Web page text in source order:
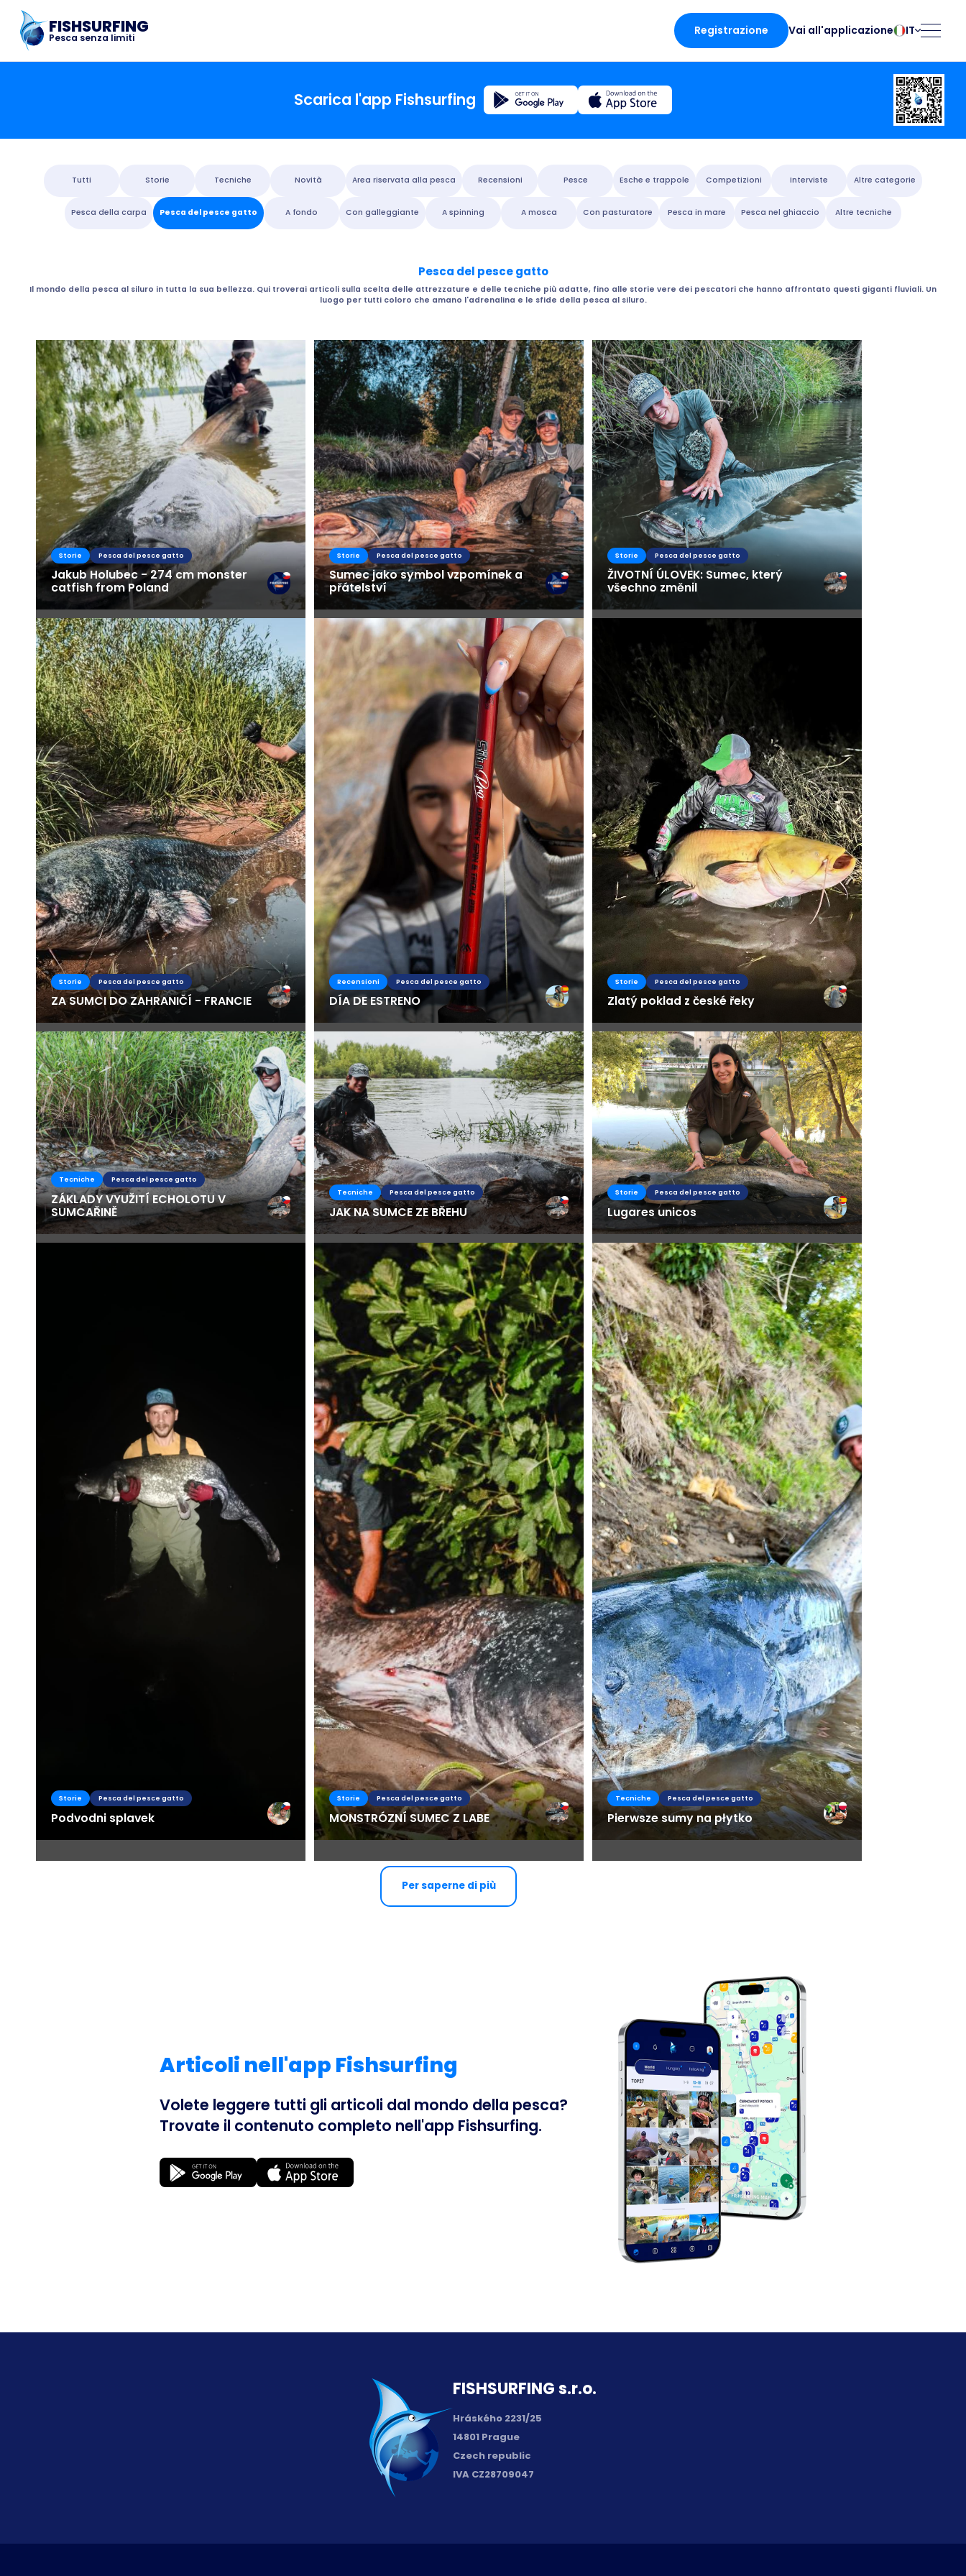
FISHSURFING
Pesca senza limiti
Registrazione Vai all'applicazione IT
Deutsch
Español
Italiano
Norsk
Polski
Português
Românesc
Slovenčina
Svenska
La casa
Blog
sull'applicazione
Fishsurfing
Business
Scarica l'app Fishsurfing
Tutti Storie Tecniche Novità Area riservata alla pesca Recensioni Pesce Esche e trappole Competizioni Interviste Altre categorie
Pesca della carpa Pesca del pesce gatto A fondo Con galleggiante A spinning A mosca Con pasturatore Pesca in mare Pesca nel ghiaccio Altre tecniche
Pesca del pesce gatto
Il mondo della pesca al siluro in tutta la sua bellezza. Qui troverai articoli sulla scelta delle attrezzature e delle tecniche più adatte, fino alle storie vere dei pescatori che hanno affrontato questi giganti fluviali. Un
luogo per tutti coloro che amano l'adrenalina e le sfide della pesca al siluro.
Storie Pesca del pesce gatto
Jakub Holubec - 274 cm monster
catfish from Poland
Storie Pesca del pesce gatto
Sumec jako symbol vzpomínek a
přátelství
Storie Pesca del pesce gatto
ŽIVOTNÍ ÚLOVEK: Sumec, který
všechno změnil
Storie Pesca del pesce gatto
ZA SUMCI DO ZAHRANIČÍ - FRANCIE
Recensioni Pesca del pesce gatto
DÍA DE ESTRENO
Storie Pesca del pesce gatto
Zlatý poklad z české řeky
Tecniche Pesca del pesce gatto
ZÁKLADY VYUŽITÍ ECHOLOTU V
SUMCAŘINĚ
Tecniche Pesca del pesce gatto
JAK NA SUMCE ZE BŘEHU
Storie Pesca del pesce gatto
Lugares unicos
Storie Pesca del pesce gatto
Podvodni splavek
Storie Pesca del pesce gatto
MONSTRÓZNÍ SUMEC Z LABE
Tecniche Pesca del pesce gatto
Pierwsze sumy na płytko
Per saperne di più
Articoli nell'app Fishsurfing
Volete leggere tutti gli articoli dal mondo della pesca?
Trovate il contenuto completo nell'app Fishsurfing.
FISH­SURFING s.r.o.
Hráského 2231/25
14801 Prague
Czech republic
IVA CZ28709047